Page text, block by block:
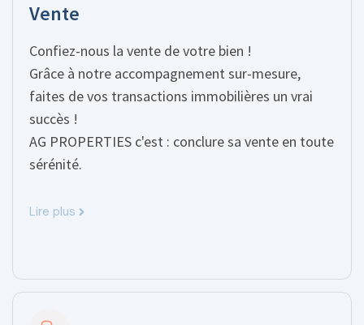
Vente
Confiez-nous la vente de votre bien !
Grâce à notre accompagnement sur-mesure,
faites de vos transactions immobilières un vrai
succès !
AG PROPERTIES c'est : conclure sa vente en toute
sérénité.
Lire plus